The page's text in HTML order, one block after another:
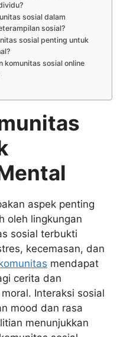
sosial dalam
sosial?
sosial penting untuk
komunitas sosial online
aspek penting
oleh lingkungan
sosial terbukti
kecemasan, dan
mendapat
cerita dan
Interaksi sosial
mood dan rasa
menunjukkan